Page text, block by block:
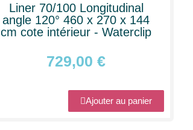
Liner 70/100 Longitudinal
angle 120° 460 x 270 x 144
cm cote intérieur - Waterclip
729,00 €
Ajouter au panier